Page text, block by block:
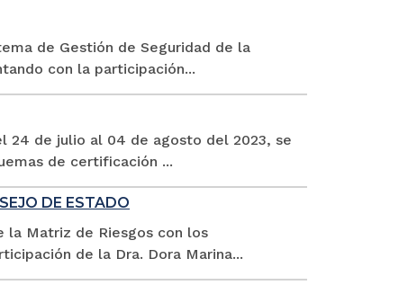
de Gestión de Seguridad de la
con la participación...
24 de julio al 04 de agosto del 2023, se
de certificación ...
DE ESTADO
la Matriz de Riesgos con los
de la Dra. Dora Marina...